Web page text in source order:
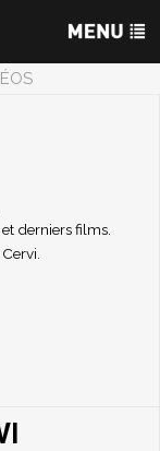
derniers films.